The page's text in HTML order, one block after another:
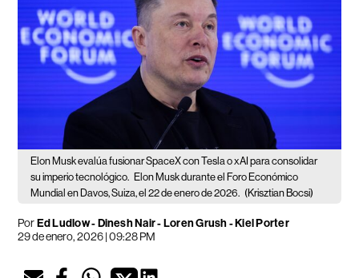
Elon Musk evalúa fusionar SpaceX con Tesla o xAI para consolidar
su imperio tecnológico. Elon Musk durante el Foro Económico
Mundial en Davos, Suiza, el 22 de enero de 2026. (Krisztian Bocsi)
PorEd Ludlow - Dinesh Nair - Loren Grush - Kiel Porter
29 de enero, 2026 | 09:28 PM